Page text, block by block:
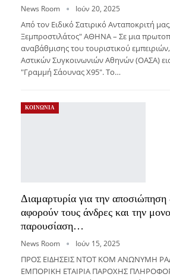
News Room Ιούν 20, 2025
Από τον Ειδικό Σατιρικό Ανταποκριτή
Ξεμπροστιλάτος" ΑΘΗΝΑ – Σε μια
αναβάθμισης του τουριστικού
Αστικών Συγκοινωνιών Αθηνών (ΟΑΣΑ)
"Γραμμή Σάουνας Χ95". Το…
ΚΟΙΝΩΝΙΑ
Διαμαρτυρία για την
αφορούν τους άνδρες και την
παρουσίαση…
News Room Ιούν 15, 2025
ΠΡΟΣ ΕΙΔΗΣΕΙΣ ΝΤΟΤ ΚΟΜ ΑΝΩΝΥΜΗ
ΕΜΠΟΡΙΚΗ ΕΤΑΙΡΙΑ ΠΑΡΟΧΗΣ